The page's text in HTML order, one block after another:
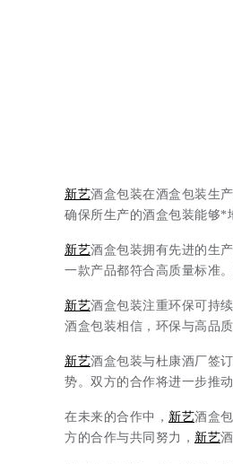
新艺酒盒包装在酒盒包装生
确保所生产的酒盒包装能够*
新艺酒盒包装拥有先进的生
一款产品都符合高质量标准
新艺酒盒包装注重环保可持
酒盒包装相信，环保与高品
新艺酒盒包装与杜康酒厂签
势。双方的合作将进一步推
在未来的合作中， 新艺酒盒
方的合作与共同努力， 新艺